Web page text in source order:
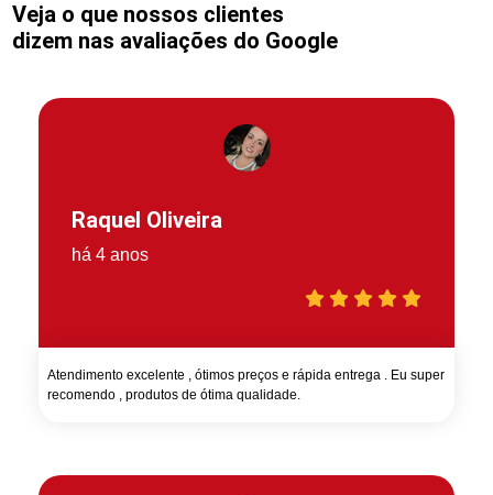
Veja o que nossos clientes
dizem nas avaliações do Google
Raquel Oliveira
há 4 anos
Atendimento excelente , ótimos preços e rápida entrega . Eu super
recomendo , produtos de ótima qualidade.